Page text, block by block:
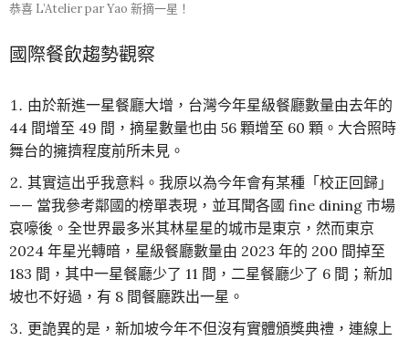
恭喜 L’Atelier par Yao 新摘一星！
國際餐飲趨勢觀察
由於新進一星餐廳大增，台灣今年星級餐廳數量由去年的
44 間增至 49 間，摘星數量也由 56 顆增至 60 顆。大合照時
舞台的擁擠程度前所未見。
其實這出乎我意料。我原以為今年會有某種「校正回歸」
—— 當我參考鄰國的榜單表現，並耳聞各國 fine dining 市場
哀嚎後。全世界最多米其林星星的城市是東京，然而東京
2024 年星光轉暗，星級餐廳數量由 2023 年的 200 間掉至
183 間，其中一星餐廳少了 11 間，二星餐廳少了 6 間；新加
坡也不好過，有 8 間餐廳跌出一星。
更詭異的是，新加坡今年不但沒有實體頒獎典禮，連線上